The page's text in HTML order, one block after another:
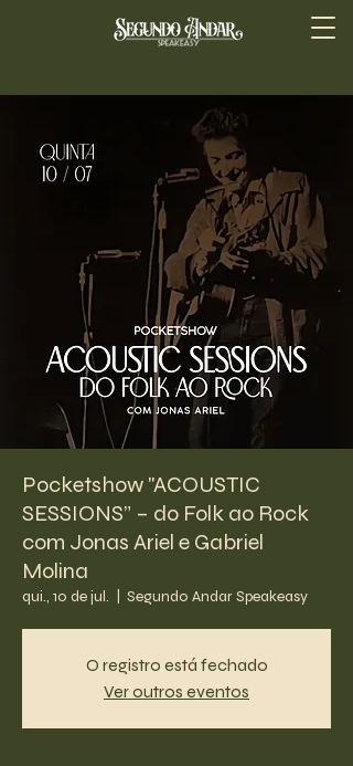
Pocketshow "ACOUSTIC
SESSIONS” – do Folk ao Rock
com Jonas Ariel e Gabriel
Molina
qui., 10 de jul. Segundo Andar Speakeasy
O registro está fechado
Ver outros eventos